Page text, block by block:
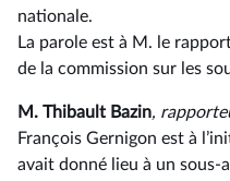
nationale.
La parole est à M. le
de la commission sur les
M. Thibault Bazin,
François Gernigon est à
avait donné lieu à un sous-